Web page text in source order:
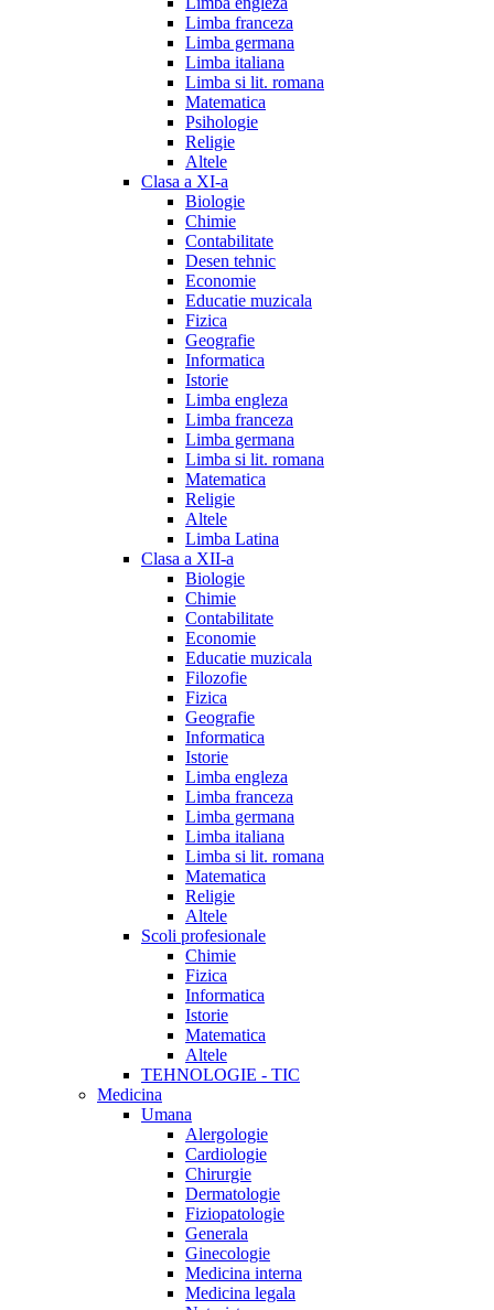
Limba franceza
Limba germana
Limba italiana
Limba si lit. romana
Matematica
Psihologie
Religie
Altele
Clasa a XI-a
Biologie
Chimie
Contabilitate
Desen tehnic
Economie
Educatie muzicala
Fizica
Geografie
Informatica
Istorie
Limba engleza
Limba franceza
Limba germana
Limba si lit. romana
Matematica
Religie
Altele
Limba Latina
Clasa a XII-a
Biologie
Chimie
Contabilitate
Economie
Educatie muzicala
Filozofie
Fizica
Geografie
Informatica
Istorie
Limba engleza
Limba franceza
Limba germana
Limba italiana
Limba si lit. romana
Matematica
Religie
Altele
Scoli profesionale
Chimie
Fizica
Informatica
Istorie
Matematica
Altele
TEHNOLOGIE - TIC
Medicina
Umana
Alergologie
Cardiologie
Chirurgie
Dermatologie
Fiziopatologie
Generala
Ginecologie
Medicina interna
Medicina legala